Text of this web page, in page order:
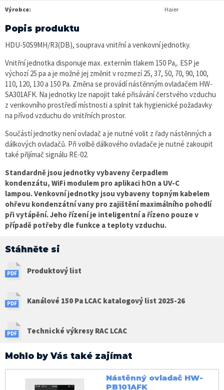
Výrobce: Haier
Popis produktu
HDU-50S9MH/R3(DB), souprava vnitřní a venkovní jednotky.
Vnitřní jednotka disponuje max. externím tlakem 150 Pa,. ESP je
výchozí 25 pa a je možné jej změnit v rozmezí 25, 37, 50, 70, 90, 100,
110, 120, 130 a 150 Pa. Změna se provádí nástěnným ovladačem HW-
SA301AFK. Na jednotky lze napojit také přisávání čerstvého vzduchu
z venkovního prostředí místnosti a splnit tak hygienické požadavky
na přívod vzduchu do vnitřních prostor.
Součástí jednotky není ovladač a je nutné volit z řady nástěnných a
dálkových ovladačů. Při volbě dálkového ovladače je nutné zakoupit
také přijímač signálu RE-02.
Standardně jsou jednotky vybaveny čerpadlem
kondenzátu, WiFi modulem pro aplikaci hOn a UV-C
lampou.Venkovní jednotky jsou vybaveny topným kabelem
ohřevu kondenzátní vany pro zajištění maximálního pohodlí
při vytápění. Jeho řízení je inteligentní a řízeno pouze v
případě potřeby dle funkce a teploty vzduchu.
Stáhněte si
Produktový list
Kanálové 150 Pa LCAC katalogový list 2025-26
Technické výkresy RAC LCAC
Mohlo by Vás také zajímat
Nástěnný ovladač HW-
PB101AFK